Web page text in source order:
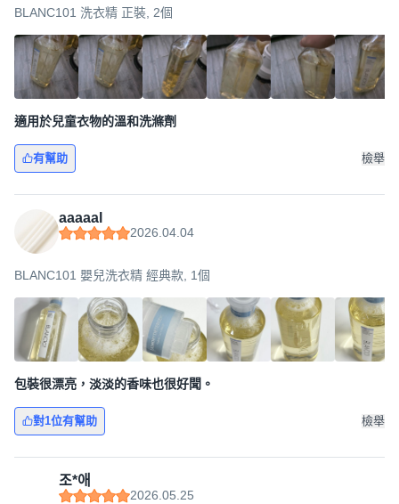
BLANC101 洗衣精 正裝, 2個
適用於兒童衣物的溫和洗滌劑
有幫助 檢舉
aaaaal
2026.04.04
BLANC101 嬰兒洗衣精 經典款, 1個
包裝很漂亮，淡淡的香味也很好聞。
對1位有幫助 檢舉
조*애
2026.05.25